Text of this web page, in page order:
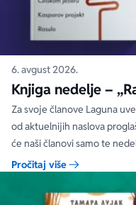
6. avgust 2026.
Knjiga nedelje –
Za svoje članove Laguna
od aktuelnijih naslova
će naši članovi samo te
specijalnim DODATNIM
Pročitaj više